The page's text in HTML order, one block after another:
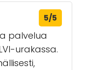
5/5
palvelua
urakassa.